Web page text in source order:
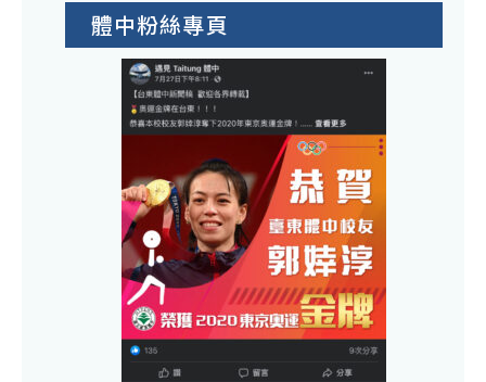
體中粉絲專頁